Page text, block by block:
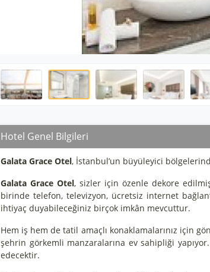
Hotel Genel Bilgileri
Galata Grace Otel, İstanbul’un büyüleyici
Galata Grace Otel, sizler için özenle dekore
birinde telefon, televizyon, ücretsiz internet
ihtiyaç duyabileceğiniz birçok imkân mevcuttur.
Hem iş hem de tatil amaçlı konaklamalarınız için
şehrin görkemli manzaralarına ev sahipliği
edecektir.